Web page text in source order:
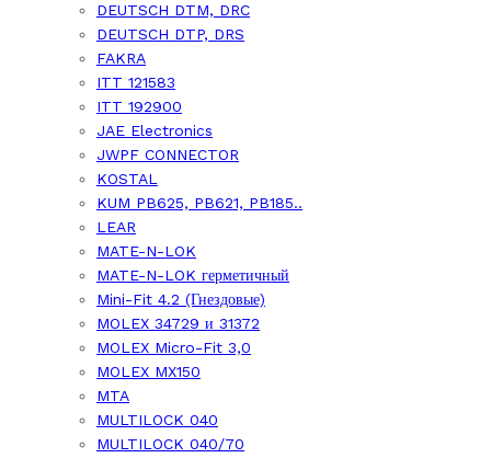
DEUTSCH DTM, DRC
DEUTSCH DTP, DRS
FAKRA
ITT 121583
ITT 192900
JAE Electronics
JWPF CONNECTOR
KOSTAL
KUM PB625, PB621, PB185..
LEAR
MATE-N-LOK
MATE-N-LOK герметичный
Mini-Fit 4.2 (Гнездовые)
MOLEX 34729 и 31372
MOLEX Micro-Fit 3,0
MOLEX MX150
MTA
MULTILOCK 040
MULTILOCK 040/70